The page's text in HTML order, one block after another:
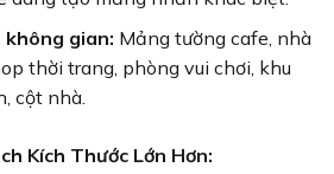
không gian: Mảng tường cafe, nhà
thời trang, phòng vui chơi, khu
cột nhà.
Kích Thước Lớn Hơn: